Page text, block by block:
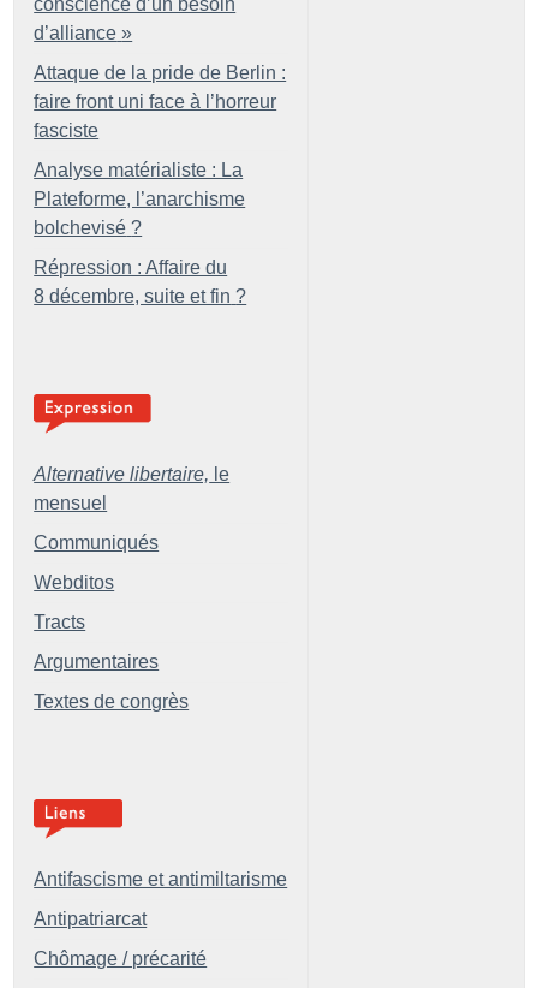
conscience d’un besoin
d’alliance »
Attaque de la pride de Berlin :
faire front uni face à l’horreur
fasciste
Analyse matérialiste : La
Plateforme, l’anarchisme
bolchevisé ?
Répression : Affaire du
8 décembre, suite et fin ?
Alternative libertaire, le
mensuel
Communiqués
Webditos
Tracts
Argumentaires
Textes de congrès
Antifascisme et antimiltarisme
Antipatriarcat
Chômage / précarité